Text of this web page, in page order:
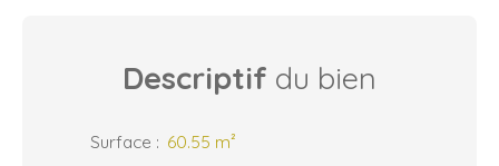
Descriptif du bien
Surface : 60.55 m²